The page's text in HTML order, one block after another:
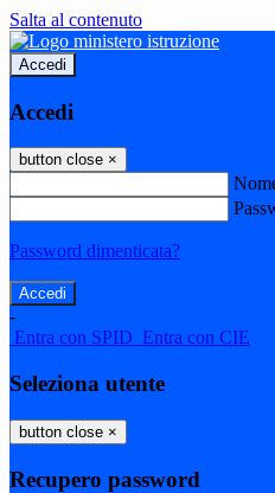
Salta al contenuto
Accedi
Accedi
button close ×
Password dimenticata?
-
Entra con SPID Entra con CIE
Seleziona utente
button close ×
Recupero password